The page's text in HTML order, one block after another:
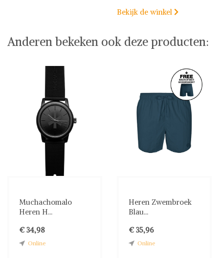
Bekijk de winkel 
Anderen bekeken ook deze producten:
Muchachomalo
Heren H...
€ 34,98
Online
Heren Zwembroek
Blau...
€ 35,96
Online